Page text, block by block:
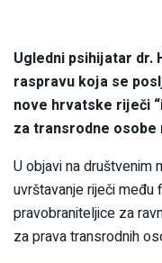
Ugledni psihijatar dr.
raspravu koja se
nove hrvatske riječi
za transrodne osobe
U objavi na društvenim
uvrštavanje riječi
pravobraniteljice za
za prava transrodnih